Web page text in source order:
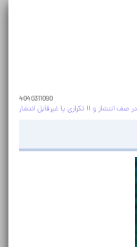
4040311090